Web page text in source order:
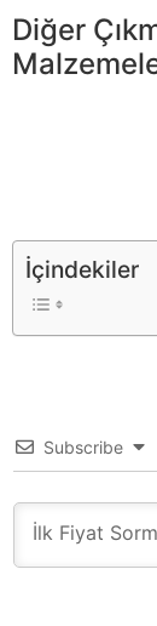
Diğer
İçindekiler
Subscribe